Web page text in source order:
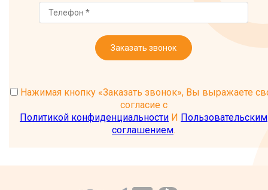
Заказать звонок
Нажимая кнопку «Заказать звонок», Вы выражаете
согласие с
Политикой конфиденциальности И Пользовательским
соглашением.